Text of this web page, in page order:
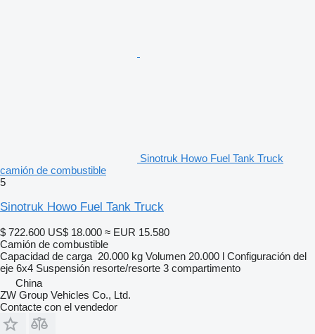
Sinotruk Howo Fuel Tank Truck
camión de combustible
5
Sinotruk Howo Fuel Tank Truck
$ 722.600 US$ 18.000 ≈ EUR 15.580
Camión de combustible
Capacidad de carga 20.000 kg Volumen 20.000 l Configuración del
eje 6x4 Suspensión resorte/resorte 3 compartimento
China
ZW Group Vehicles Co., Ltd.
Contacte con el vendedor